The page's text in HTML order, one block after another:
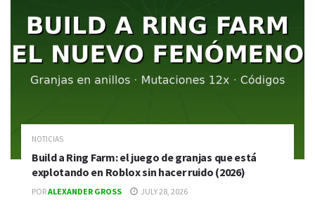
NOTICIAS
Build a Ring Farm: el juego de granjas que está
explotando en Roblox sin hacer ruido (2026)
PORALEXANDER GROSS JULY 28, 2026